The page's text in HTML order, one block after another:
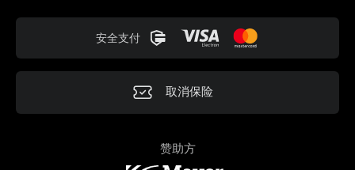
安全支付
取消保险
赞助方